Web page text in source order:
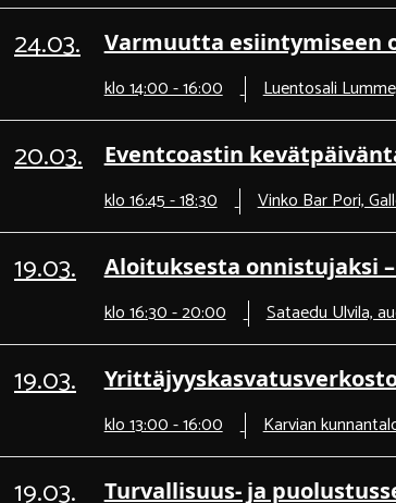
24.03.
Varmuutta esiintymiseen
klo 14:00 - 16:00
Luentosali
20.03.
Eventcoastin
klo 16:45 - 18:30
Vinko Bar Pori,
19.03.
Aloituksesta onnistujaksi
klo 16:30 - 20:00
Sataedu Ulvila,
19.03.
klo 13:00 - 16:00
Karvian
19.03. Turvallisuus- ja